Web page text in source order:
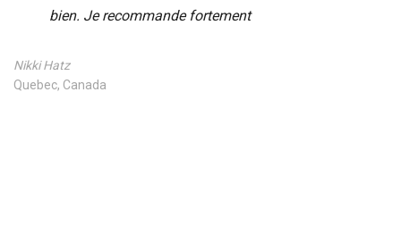
bien. Je recommande fortement
Nikki Hatz
Quebec, Canada